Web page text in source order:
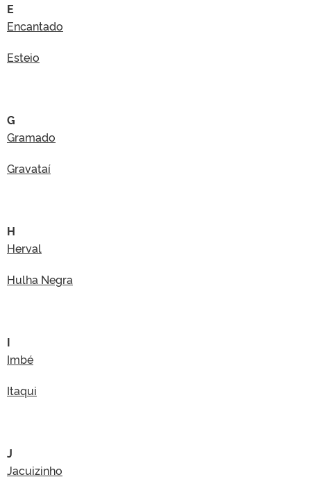
E
Encantado
Esteio
G
Gramado
Gravataí
H
Herval
Hulha Negra
I
Imbé
Itaqui
J
Jacuizinho